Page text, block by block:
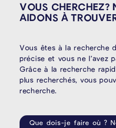
VOUS CHERCHEZ?
AIDONS À
Vous êtes à la recherche
précise et vous ne l’avez
Grâce à la recherche
plus recherchés, vous
recherche.
Que dois-je faire où ?